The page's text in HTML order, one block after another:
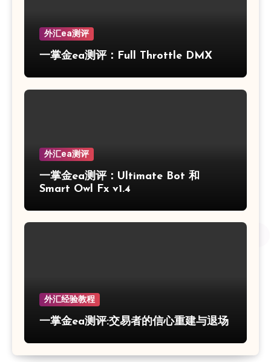
外汇ea测评
一掌金ea测评：Full Throttle DMX
外汇ea测评
一掌金ea测评：Ultimate Bot 和
Smart Owl Fx v1.4
外汇经验教程
一掌金ea测评:交易者的信心重建与退场